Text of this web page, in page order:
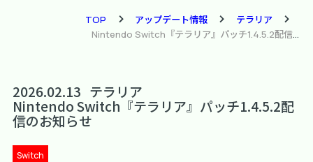
TOP アップデート情報
テラリア
Nintendo Switch『テラリア』パッチ1.4.5.2配信のお知らせ
2026.02.13 テラリア
Nintendo Switch『テラリア』パッチ1.4.5.2配
信のお知らせ
Switch